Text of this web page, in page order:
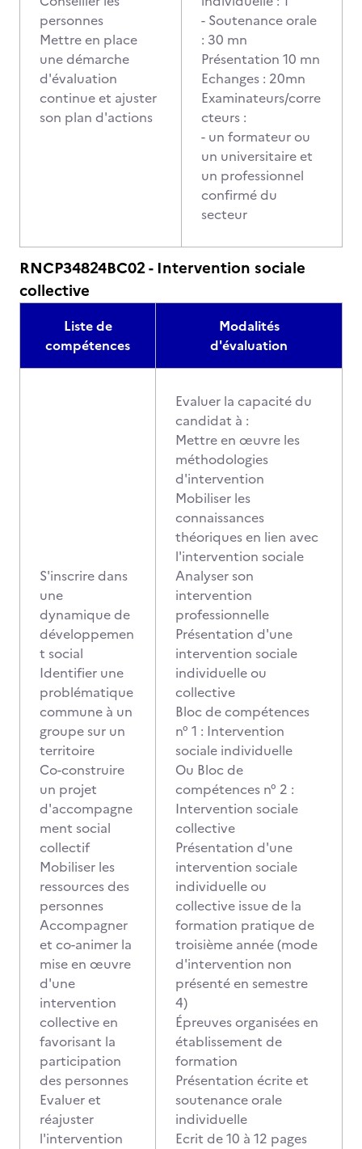
personnes
Mettre en place
une démarche
d'évaluation
continue et ajuster
son plan d'actions
- Soutenance orale
: 30 mn
Présentation 10 mn
Echanges : 20mn
Examinateurs/corre
cteurs :
- un formateur ou
un universitaire et
un professionnel
confirmé du
secteur
RNCP34824BC02 - Intervention sociale
collective
Liste de
compétences
Modalités
d'évaluation
S'inscrire dans
une
dynamique de
développemen
t social
Identifier une
problématique
commune à un
groupe sur un
territoire
Co-construire
un projet
d'accompagne
ment social
collectif
Mobiliser les
ressources des
personnes
Accompagner
et co-animer la
mise en œuvre
d'une
intervention
collective en
favorisant la
participation
des personnes
Evaluer et
réajuster
l'intervention
Evaluer la capacité du
candidat à :
Mettre en œuvre les
méthodologies
d'intervention
Mobiliser les
connaissances
théoriques en lien avec
l'intervention sociale
Analyser son
intervention
professionnelle
Présentation d'une
intervention sociale
individuelle ou
collective
Bloc de compétences
n° 1 : Intervention
sociale individuelle
Ou Bloc de
compétences n° 2 :
Intervention sociale
collective
Présentation d'une
intervention sociale
individuelle ou
collective issue de la
formation pratique de
troisième année (mode
d'intervention non
présenté en semestre
4)
Épreuves organisées en
établissement de
formation
Présentation écrite et
soutenance orale
individuelle
Ecrit de 10 à 12 pages